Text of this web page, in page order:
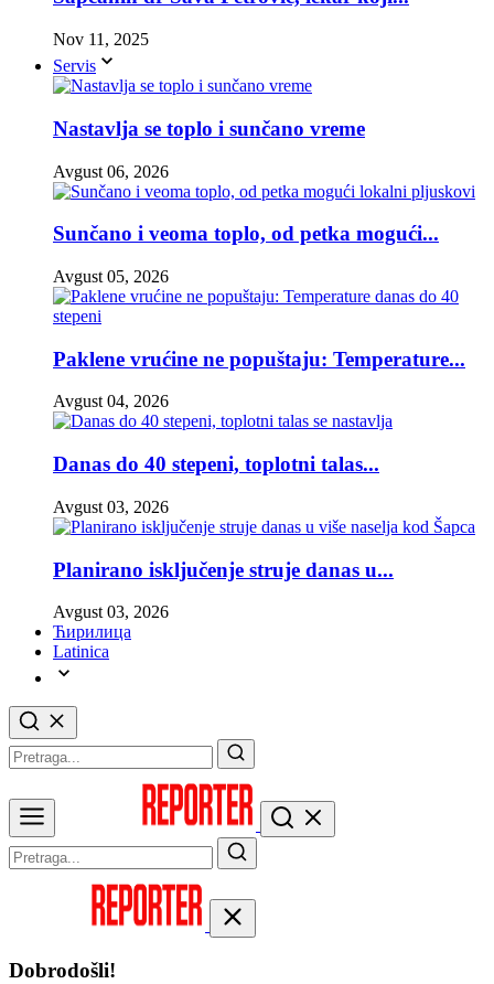
Nov 11, 2025
Servis
Nastavlja se toplo i sunčano vreme
Avgust 06, 2026
Sunčano i veoma toplo, od petka mogući...
Avgust 05, 2026
Paklene vrućine ne popuštaju: Temperature...
Avgust 04, 2026
Danas do 40 stepeni, toplotni talas...
Avgust 03, 2026
Planirano isključenje struje danas u...
Avgust 03, 2026
Ћирилица
Latinica
Dobrodošli!